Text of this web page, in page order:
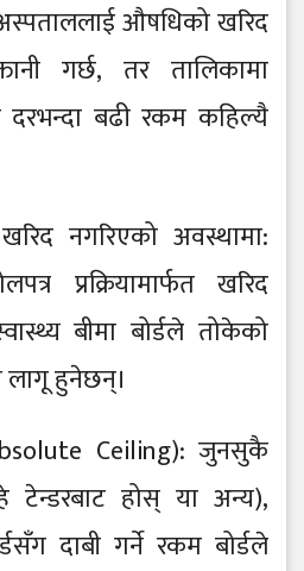
अस्पताललाई औषधिको खरिद
गर्छ, तर तालिकामा
बढी रकम कहिल्यै
खरिद नगरिएको अवस्थामा:
प्रक्रियामार्फत खरिद
बीमा बोर्डले तोकेको
हुनेछन्।
Ceiling): जुनसुकै
टेन्डरबाट होस् या अन्य),
दाबी गर्ने रकम बोर्डले